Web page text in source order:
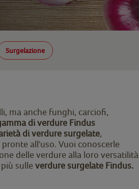
Surgelazione
ma anche funghi, carciofi,
di verdure Findus
di verdure surgelate,
all'uso. Vuoi conoscerle
delle verdure alla loro versatilità
sulle verdure surgelate Findus.